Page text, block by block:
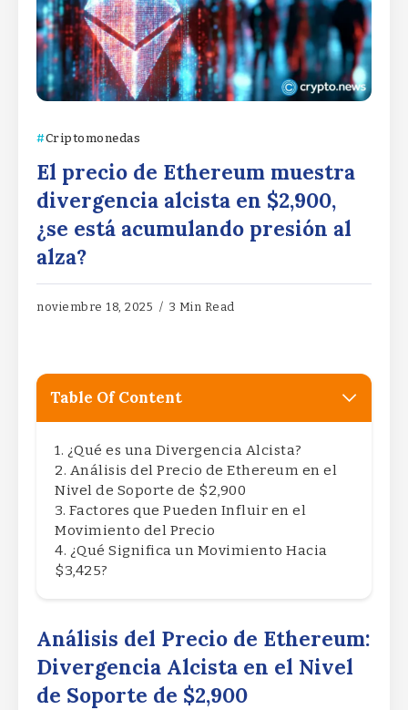
Criptomonedas
El precio de Ethereum muestra
divergencia alcista en $2,900,
¿se está acumulando presión al
alza?
noviembre 18, 2025 3 Min Read
Table Of Content
¿Qué es una Divergencia Alcista?
Análisis del Precio de Ethereum en el
Nivel de Soporte de $2,900
Factores que Pueden Influir en el
Movimiento del Precio
¿Qué Significa un Movimiento Hacia
$3,425?
Análisis del Precio de Ethereum:
Divergencia Alcista en el Nivel
de Soporte de $2,900